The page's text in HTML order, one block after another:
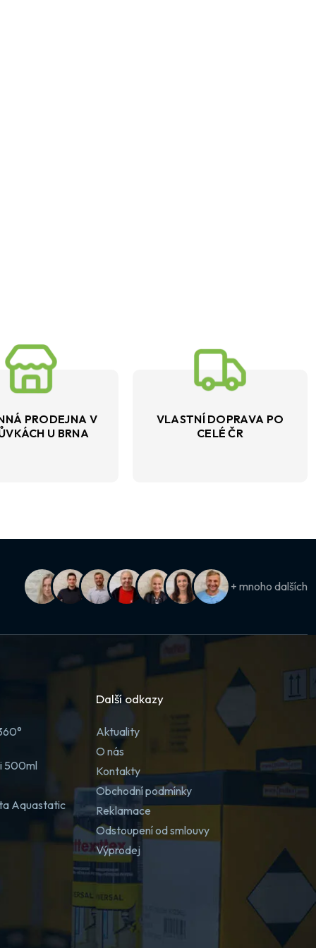
PRODEJNA V
U BRNA
VLASTNÍ DOPRAVA PO
CELÉ ČR
+ mnoho dalších
500ml
Aquastatic
Další odkazy
Aktuality
O nás
Kontakty
Obchodní podmínky
Reklamace
Odstoupení od smlouvy
Výprodej